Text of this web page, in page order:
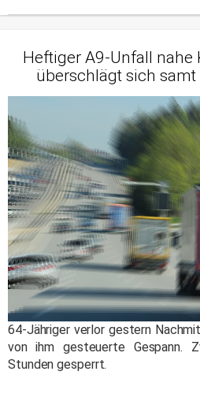
Heftiger A9-Unfall nahe
überschlägt sich
64-Jähriger verlor gestern
von ihm gesteuerte Gespann.
Stunden gesperrt.